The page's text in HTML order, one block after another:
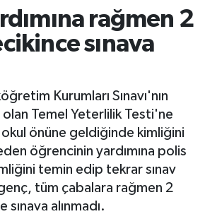
rağmen 2
sınava
Kurumları Sınavı'nın
olan Temel Yeterlilik Testi'ne
önüne geldiğinde kimliğini
öğrencinin yardımına polis
temin edip tekrar sınav
tüm çabalara rağmen 2
alınmadı.
Haritası
Durumu ve Fikstür